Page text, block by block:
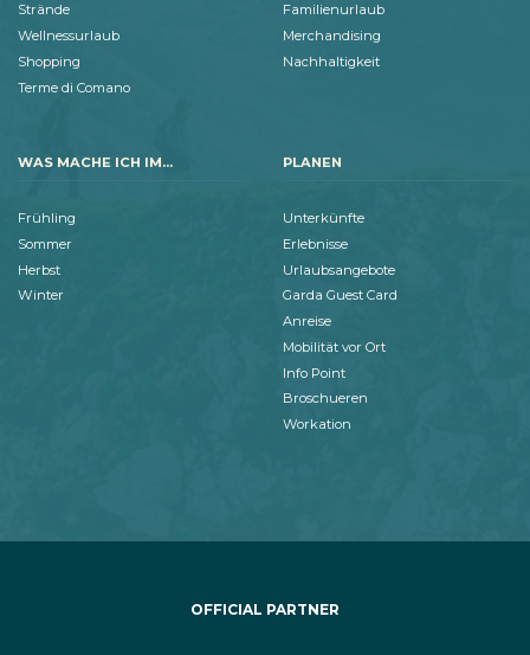
Strände
Wellnessurlaub
Shopping
Terme di Comano
Familienurlaub
Merchandising
Nachhaltigkeit
WAS MACHE ICH IM...
Frühling
Sommer
Herbst
Winter
PLANEN
Unterkünfte
Erlebnisse
Urlaubsangebote
Garda Guest Card
Anreise
Mobilität vor Ort
Info Point
Broschueren
Workation
OFFICIAL PARTNER